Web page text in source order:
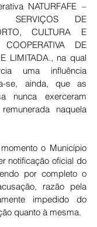
NATURFAFE –
SERVIÇOS DE
CULTURA E
DE
LIMITADA., na qual
uma influência
se, ainda, que as
nunca exerceram
naquela
o Município
notificação oficial do
por completo o
razão pela
impedido do
quanto à mesma.